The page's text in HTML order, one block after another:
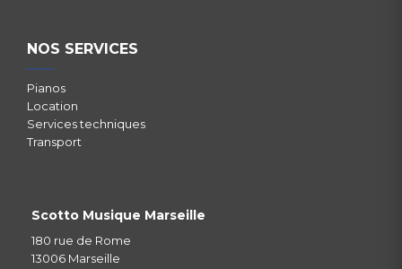
NOS SERVICES
Pianos
Location
Services techniques
Transport
Scotto Musique Marseille
180 rue de Rome
13006 Marseille